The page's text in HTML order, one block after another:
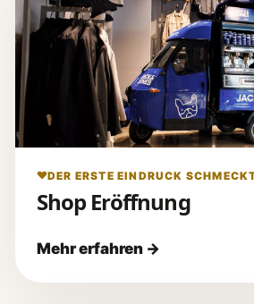
DER ERSTE EINDRUCK
Shop Eröffnung